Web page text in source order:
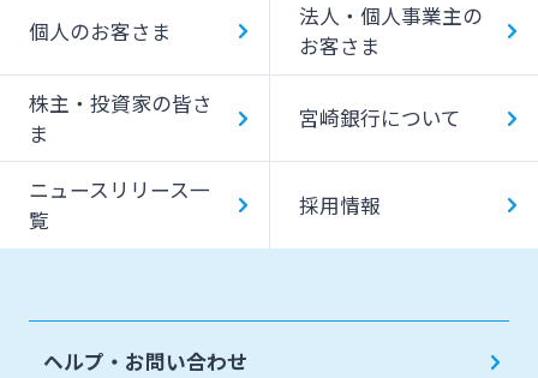
個人のお客さま
法人・個人事業主の
お客さま
株主・投資家の皆さ
ま
宮崎銀行について
ニュースリリース一
覧
採用情報
ヘルプ・お問い合わせ